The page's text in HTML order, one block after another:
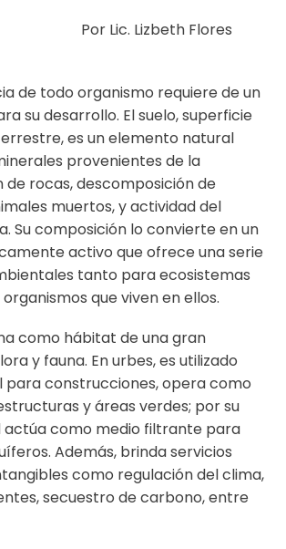
Por Lic. Lizbeth Flores
de todo organismo requiere de un
su desarrollo. El suelo, superficie
es un elemento natural
provenientes de la
de rocas, descomposición de
muertos, y actividad del
Su composición lo convierte en un
activo que ofrece una serie
tanto para ecosistemas
que viven en ellos.
como hábitat de una gran
y fauna. En urbes, es utilizado
construcciones, opera como
y áreas verdes; por su
actúa como medio filtrante para
Además, brinda servicios
como regulación del clima,
secuestro de carbono, entre